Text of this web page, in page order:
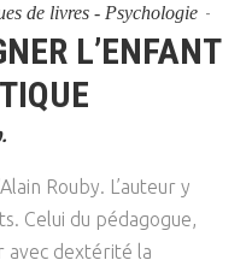
de livres - Psychologie
L’ENFANT
Rouby. L’auteur y
Celui du pédagogue,
avec dextérité la